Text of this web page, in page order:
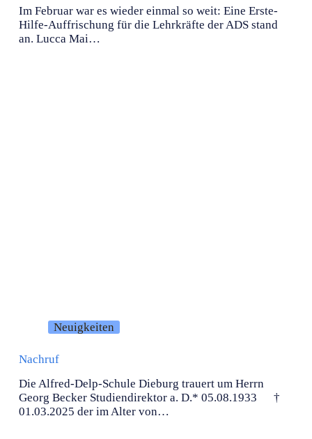
Im Februar war es wieder einmal so weit: Eine Erste-
Hilfe-Auffrischung für die Lehrkräfte der ADS stand
an. Lucca Mai…
Neuigkeiten
Nachruf
Die Alfred-Delp-Schule Dieburg trauert um Herrn
Georg Becker Studiendirektor a. D.* 05.08.1933 †
01.03.2025 der im Alter von…